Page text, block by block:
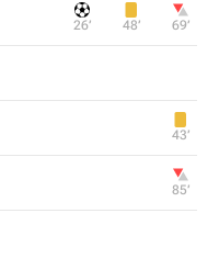
26‎’‎ 48‎’‎ 69‎’‎
43‎’‎
85‎’‎